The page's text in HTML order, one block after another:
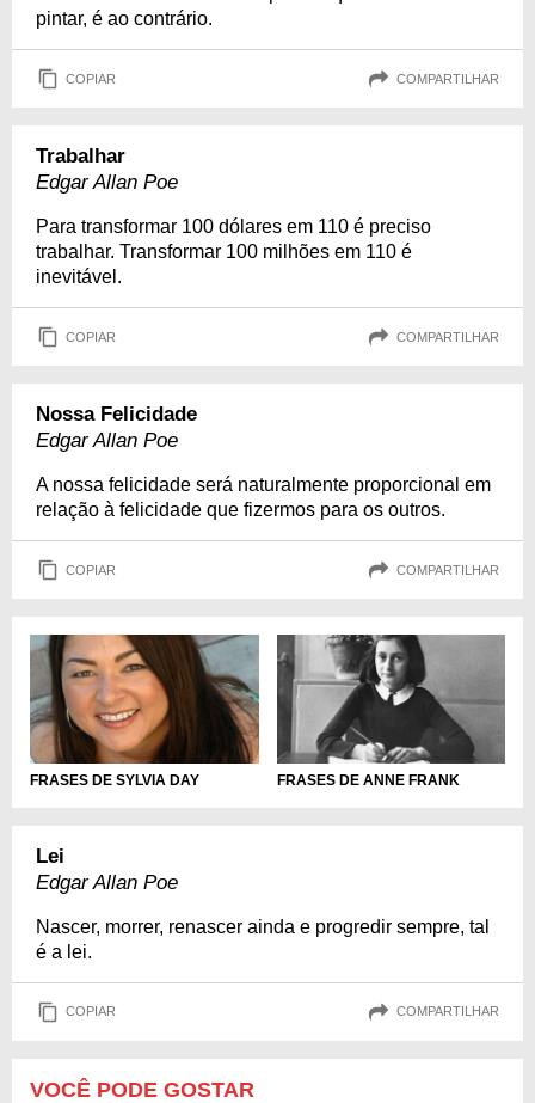
pintar, é ao contrário.
COPIAR COMPARTILHAR
Trabalhar
Edgar Allan Poe
Para transformar 100 dólares em 110 é preciso
trabalhar. Transformar 100 milhões em 110 é
inevitável.
COPIAR COMPARTILHAR
Nossa Felicidade
Edgar Allan Poe
A nossa felicidade será naturalmente proporcional em
relação à felicidade que fizermos para os outros.
COPIAR COMPARTILHAR
FRASES DE SYLVIA DAY FRASES DE ANNE FRANK
Lei
Edgar Allan Poe
Nascer, morrer, renascer ainda e progredir sempre, tal
é a lei.
COPIAR COMPARTILHAR
VOCÊ PODE GOSTAR